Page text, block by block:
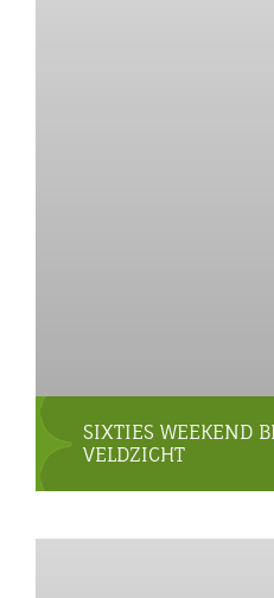
SIXTIES WEEKEND
VELDZICHT